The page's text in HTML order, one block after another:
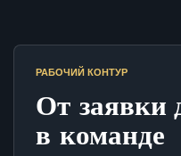
РАБОЧИЙ КОНТУР
От заявки
в команде